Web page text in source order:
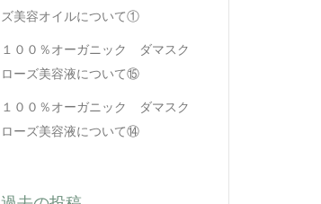
ズ美容オイルについて①
１００％オーガニック ダマスク
ローズ美容液について⑮
１００％オーガニック ダマスク
ローズ美容液について⑭